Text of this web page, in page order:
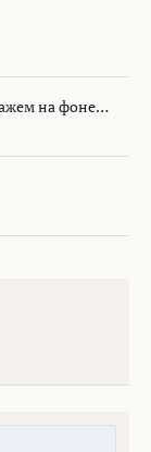
на фоне…